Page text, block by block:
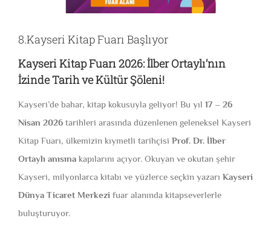
8.Kayseri Kitap Fuarı Başlıyor
Kayseri Kitap Fuarı 2026: İlber Ortaylı’nın
İzinde Tarih ve Kültür Şöleni!
Kayseri’de bahar, kitap kokusuyla geliyor! Bu yıl 17 – 26
Nisan 2026 tarihleri arasında düzenlenen geleneksel Kayseri
Kitap Fuarı, ülkemizin kıymetli tarihçisi Prof. Dr. İlber
Ortaylı anısına kapılarını açıyor. Okuyan ve okutan şehir
Kayseri, milyonlarca kitabı ve yüzlerce seçkin yazarı Kayseri
Dünya Ticaret Merkezi fuar alanında kitapseverlerle
buluşturuyor.